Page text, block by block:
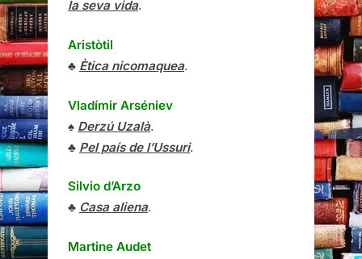
la seva vida.
Aristòtil
♣ Ètica nicomaquea.
Vladímir Arséniev
♠ Derzú Uzalà.
♣ Pel país de l’Ussuri.
Silvio d’Arzo
♣ Casa aliena.
Martine Audet